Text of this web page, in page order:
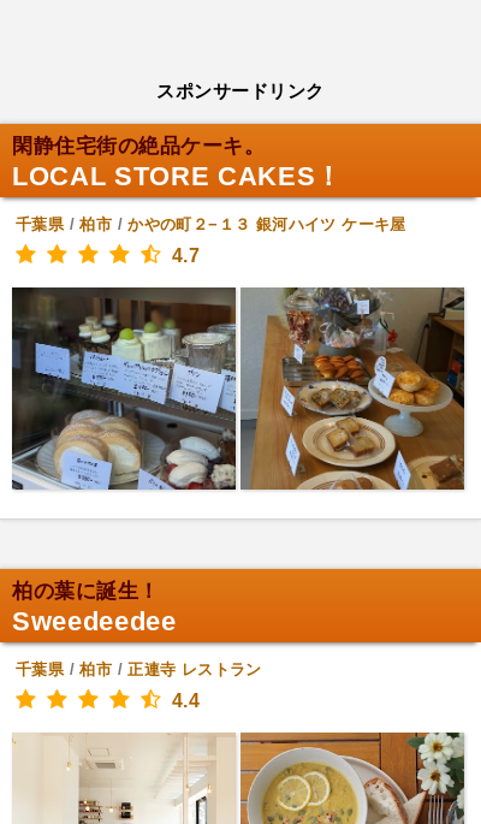
スポンサードリンク
閑静住宅街の絶品ケーキ。
LOCAL STORE CAKES！
千葉県/柏市 /かやの町２−１３ 銀河ハイツ ケーキ屋
4.7
柏の葉に誕生！
Sweedeedee
千葉県/柏市 /正連寺 レストラン
4.4